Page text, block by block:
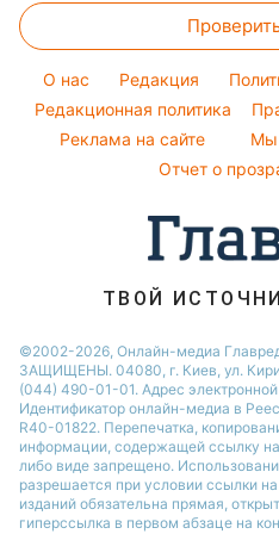
Новости Житомира
Новости Ровно
Новости Одессы
Новости Запорожья
Все о шоу-бизнесе
Красивый маникюр
Модные ошибки
Новости моды
Советы от Андре Тана
Комнатные растения
Все о сале
Уборка
Авто
O нас Редакция
Редакционная политика
Реклама на сайте
Мы
Отчет о
ТВОЙ
©2002-2026, Онлайн-медиа
ЗАЩИЩЕНЫ. 04080, г. Киев, ул.
(044) 490-01-01. Адрес
Идентификатор онлайн-медиа в
R40-01822. Перепечатка,
информации, содержащей ссылку
либо виде запрещено.
разрешается при условии ссылки
изданий обязательна прямая,
гиперссылка в первом абзаце на